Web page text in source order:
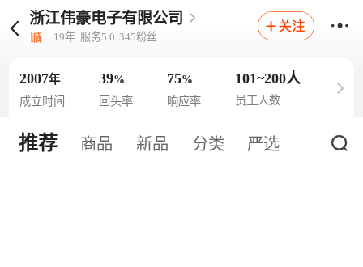
浙江伟豪电子有限公司
19年 服务5.0 345粉丝
2007年
成立时间
39%
回头率
75%
响应率
101~200人
员工人数
推荐 商品 新品 分类 严选